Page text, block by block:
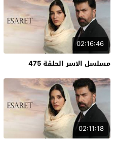
02:16:46
مسلسل الاسر الحلقة 475
02:11:18